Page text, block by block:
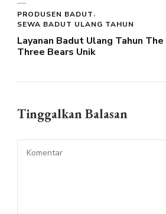
PRODUSEN BADUT
SEWA BADUT ULANG TAHUN
Layanan Badut Ulang Tahun The
Three Bears Unik
Tinggalkan Balasan